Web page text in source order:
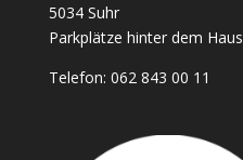
5034 Suhr
Parkplätze hinter dem Haus
Telefon: 062 843 00 11